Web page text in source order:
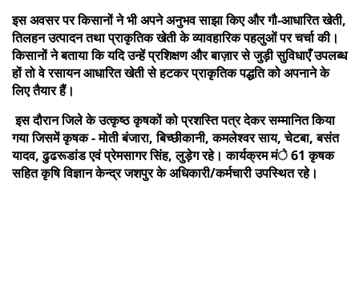
इस अवसर पर किसानों ने भी अपने अनुभव साझा किए और गौ-आधारित खेती,
तिलहन उत्पादन तथा प्राकृतिक खेती के व्यावहारिक पहलुओं पर चर्चा की।
किसानों ने बताया कि यदि उन्हें प्रशिक्षण और बाज़ार से जुड़ी सुविधाएँ उपलब्ध
हों तो वे रसायन आधारित खेती से हटकर प्राकृतिक पद्धति को अपनाने के
लिए तैयार हैं।
इस दौरान जिले के उत्कृष्ठ कृषकों को प्रशस्ति पत्र देकर सम्मानित किया
गया जिसमें कृषक - मोती बंजारा, बिच्छीकानी, कमलेश्वर साय, चेटबा, बसंत
यादव, ढुढरूडांड एवं प्रेमसागर सिंह, लुड़ेग रहे। कार्यक्रम मंे 61 कृषक
सहित कृषि विज्ञान केन्द्र जशपुर के अधिकारी/कर्मचारी उपस्थित रहे।